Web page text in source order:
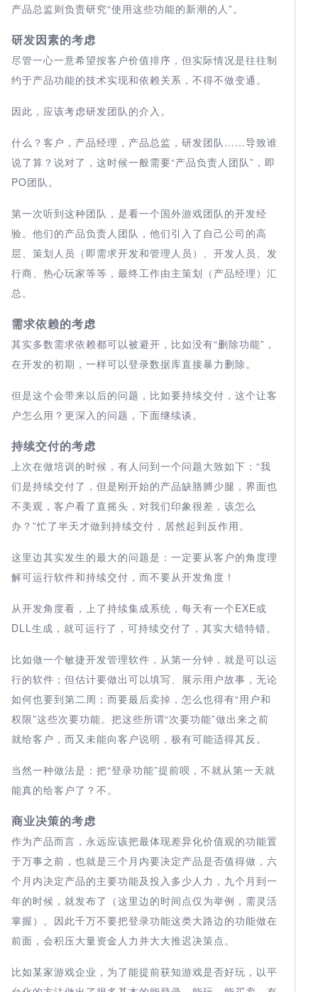
产品总监则负责研究“使用这些功能的新潮的人”。
研发因素的考虑
尽管一心一意希望按客户价值排序，但实际情况是往往制
约于产品功能的技术实现和依赖关系，不得不做变通。
因此，应该考虑研发团队的介入。
什么？客户，产品经理，产品总监，研发团队……导致谁
说了算？说对了，这时候一般需要“产品负责人团队”，即
PO团队。
第一次听到这种团队，是看一个国外游戏团队的开发经
验。他们的产品负责人团队，他们引入了自己公司的高
层、策划人员（即需求开发和管理人员）、开发人员、发
行商、热心玩家等等，最终工作由主策划（产品经理）汇
总。
需求依赖的考虑
其实多数需求依赖都可以被避开，比如没有“删除功能”，
在开发的初期，一样可以登录数据库直接暴力删除。
但是这个会带来以后的问题，比如要持续交付，这个让客
户怎么用？更深入的问题，下面继续谈。
持续交付的考虑
上次在做培训的时候，有人问到一个问题大致如下：“我
们是持续交付了，但是刚开始的产品缺胳膊少腿，界面也
不美观，客户看了直摇头，对我们印象很差，该怎么
办？”忙了半天才做到持续交付，居然起到反作用。
这里边其实发生的最大的问题是：一定要从客户的角度理
解可运行软件和持续交付，而不要从开发角度！
从开发角度看，上了持续集成系统，每天有一个EXE或
DLL生成，就可运行了，可持续交付了，其实大错特错。
比如做一个敏捷开发管理软件，从第一分钟，就是可以运
行的软件；但估计要做出可以填写、展示用户故事，无论
如何也要到第二周；而要最后卖掉，怎么也得有“用户和
权限”这些次要功能。把这些所谓“次要功能”做出来之前
就给客户，而又未能向客户说明，极有可能适得其反。
当然一种做法是：把“登录功能”提前呗，不就从第一天就
能真的给客户了？不。
商业决策的考虑
作为产品而言，永远应该把最体现差异化价值观的功能置
于万事之前，也就是三个月内要决定产品是否值得做，六
个月内决定产品的主要功能及投入多少人力，九个月到一
年的时候，就发布了（这里边的时间点仅为举例，需灵活
掌握）。因此千万不要把登录功能这类大路边的功能做在
前面，会积压大量资金人力并大大推迟决策点。
比如某家游戏企业，为了能提前获知游戏是否好玩，以平